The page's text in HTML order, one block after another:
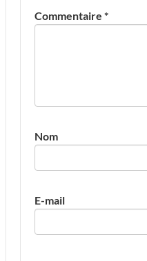
Commentaire *
Nom
E-mail